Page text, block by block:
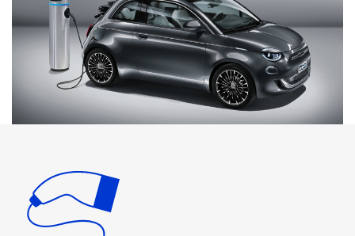
is belangrijk op te merken dat uw auto nooit sneller zal
kunnen opladen dan deze maximale snelheid op AC-
laadstations. Als uw auto bijvoorbeeld een maximale
laadsnelheid heeft van 7,4 kW, dan zal het opladen met
een 22 kW thuislaadstation geen extra voordeel
opleveren. Onze laadkabels zijn verkrijgbaar in
verschillende lengtes en stijlen om aan uw behoeften te
opladen waar u ook bent. Onze draagbare laders zijn
perfect voor mensen die onderweg zijn en hun auto
moeten opladen. Deze laders zijn compact en